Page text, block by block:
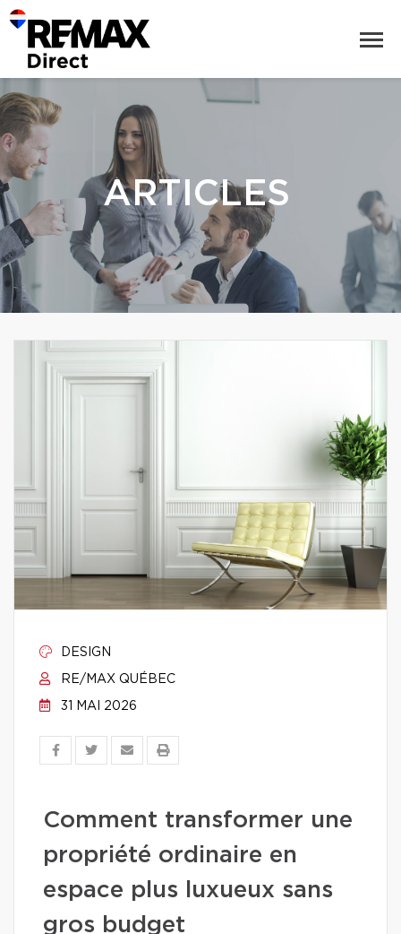
ARTICLES
DESIGN
RE/MAX QUÉBEC
31 MAI 2026
Comment transformer une
propriété ordinaire en
espace plus luxueux sans
gros budget